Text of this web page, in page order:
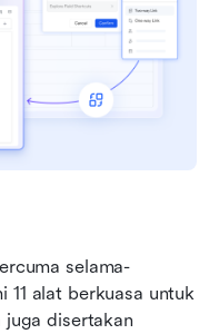
selama-
11 alat berkuasa untuk
disertakan